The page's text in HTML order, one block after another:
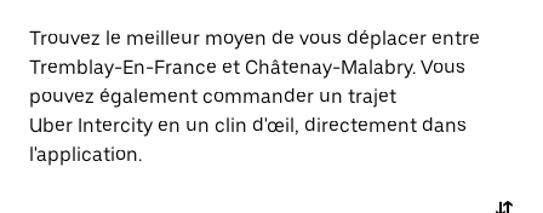
Trouvez le meilleur moyen de vous déplacer entre
Tremblay-En-France et Châtenay-Malabry. Vous
pouvez également commander un trajet
Uber Intercity en un clin d'œil, directement dans
l'application.